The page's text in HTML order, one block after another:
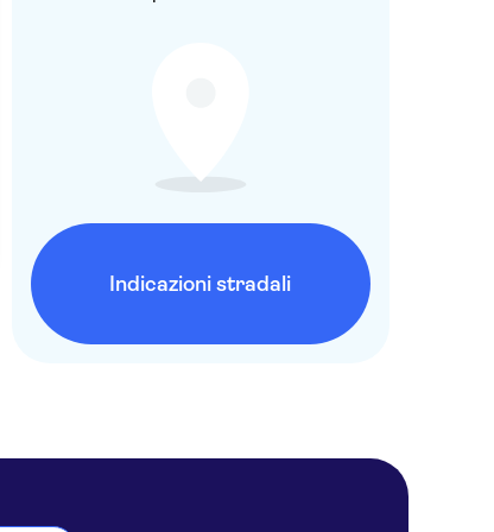
Indicazioni stradali